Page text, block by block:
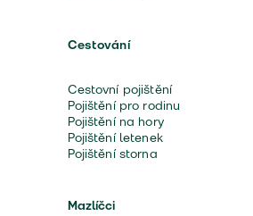
Cestování
Cestovní pojištění
Pojištění pro rodinu
Pojištění na hory
Pojištění letenek
Pojištění storna
Mazlíčci